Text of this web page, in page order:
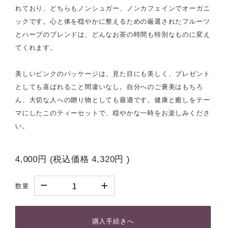
れており、どちらもノンシュガー、ノンカフェインでオーガニ
ックです。心と体を穏やかに整えるための厳選されたフルーツ
とハーブのブレンドは、どんなお茶の時間も特別なものに変え
てくれます。
美しいピンクのパッケージは、見た目にも美しく、プレゼント
としても喜ばれること間違いなし。自分へのご褒美はもちろ
ん、大切な人への贈り物としても最適です。健康と癒しをテー
マにしたこのティーセットで、穏やかな一時をお楽しみくださ
い。
4,000円 (税込価格4,320円 )
数量
購入手続きへ